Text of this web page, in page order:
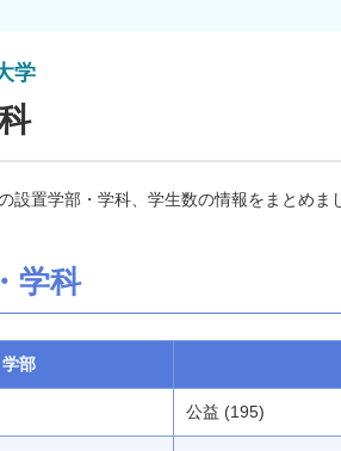
学
設置学部・学科、学生数の情報をまとめま
学科
学部
公益 (195)